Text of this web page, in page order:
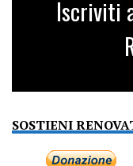
Iscriviti
SOSTIENI